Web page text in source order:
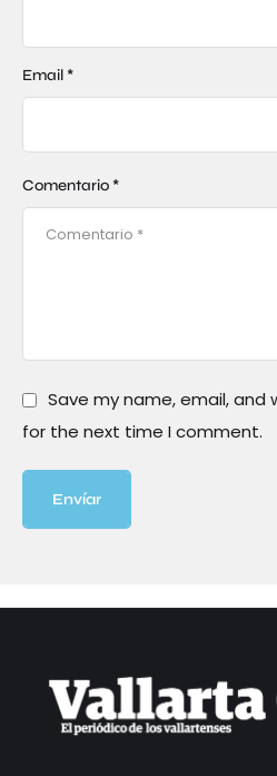
Comentario *
Email *
Save my name, email, and
for the next time I comment.
Envíar